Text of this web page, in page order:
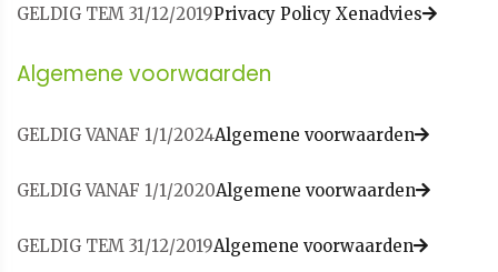
GELDIG TEM 31/12/2019Privacy Policy Xenadvies
Algemene voorwaarden
GELDIG VANAF 1/1/2024Algemene voorwaarden
GELDIG VANAF 1/1/2020Algemene voorwaarden
GELDIG TEM 31/12/2019Algemene voorwaarden